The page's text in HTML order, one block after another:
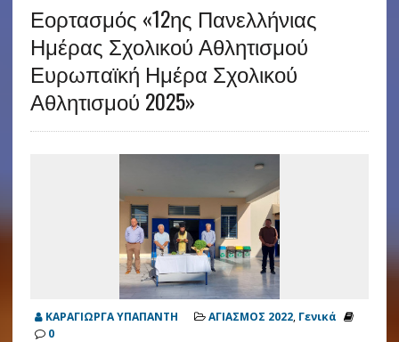
Εορτασμός «12ης Πανελλήνιας
Ημέρας Σχολικού Αθλητισμού
Ευρωπαϊκή Ημέρα Σχολικού
Αθλητισμού 2025»
ΚΑΡΑΓΙΩΡΓΑ ΥΠΑΠΑΝΤΗ ΑΓΙΑΣΜΟΣ 2022, Γενικά
0